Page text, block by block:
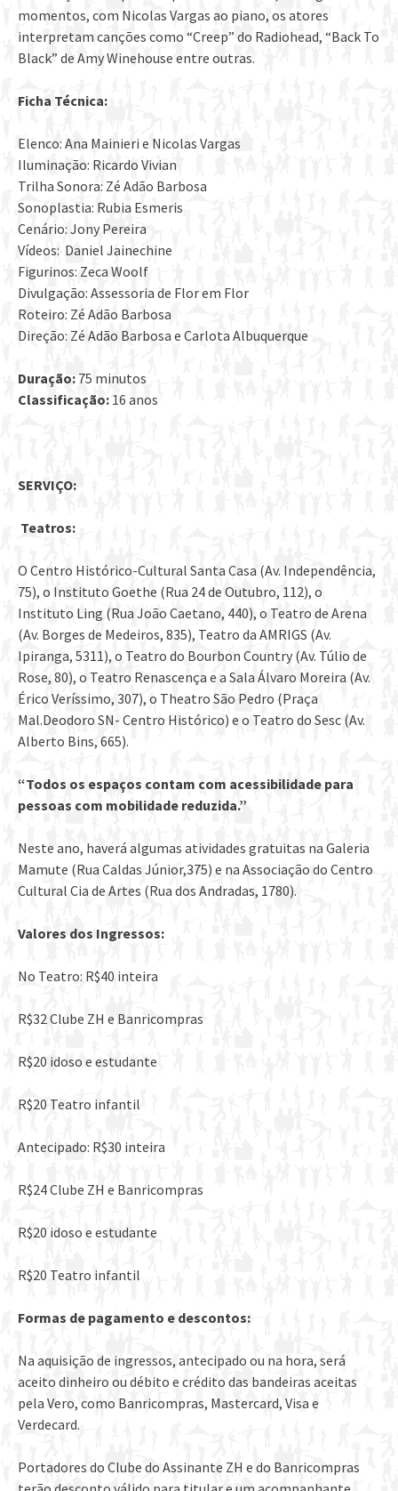
momentos, com Nicolas Vargas ao piano, os atores
interpretam canções como “Creep” do Radiohead, “Back To
Black” de Amy Winehouse entre outras.
Ficha Técnica:
Elenco: Ana Mainieri e Nicolas Vargas
Iluminação: Ricardo Vivian
Trilha Sonora: Zé Adão Barbosa
Sonoplastia: Rubia Esmeris
Cenário: Jony Pereira
Vídeos: Daniel Jainechine
Figurinos: Zeca Woolf
Divulgação: Assessoria de Flor em Flor
Roteiro: Zé Adão Barbosa
Direção: Zé Adão Barbosa e Carlota Albuquerque
Duração: 75 minutos
Classificação: 16 anos
SERVIÇO:
Teatros:
O Centro Histórico-Cultural Santa Casa (Av. Independência,
75), o Instituto Goethe (Rua 24 de Outubro, 112), o
Instituto Ling (Rua João Caetano, 440), o Teatro de Arena
(Av. Borges de Medeiros, 835), Teatro da AMRIGS (Av.
Ipiranga, 5311), o Teatro do Bourbon Country (Av. Túlio de
Rose, 80), o Teatro Renascença e a Sala Álvaro Moreira (Av.
Érico Veríssimo, 307), o Theatro São Pedro (Praça
Mal.Deodoro SN- Centro Histórico) e o Teatro do Sesc (Av.
Alberto Bins, 665).
“Todos os espaços contam com acessibilidade para
pessoas com mobilidade reduzida.”
Neste ano, haverá algumas atividades gratuitas na Galeria
Mamute (Rua Caldas Júnior,375) e na Associação do Centro
Cultural Cia de Artes (Rua dos Andradas, 1780).
Valores dos Ingressos:
No Teatro: R$40 inteira
R$32 Clube ZH e Banricompras
R$20 idoso e estudante
R$20 Teatro infantil
Antecipado: R$30 inteira
R$24 Clube ZH e Banricompras
R$20 idoso e estudante
R$20 Teatro infantil
Formas de pagamento e descontos:
Na aquisição de ingressos, antecipado ou na hora, será
aceito dinheiro ou débito e crédito das bandeiras aceitas
pela Vero, como Banricompras, Mastercard, Visa e
Verdecard.
Portadores do Clube do Assinante ZH e do Banricompras